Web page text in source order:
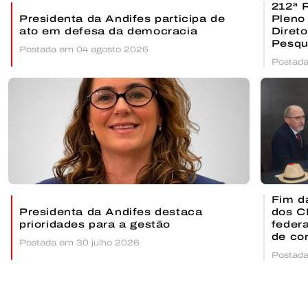
Presidenta da Andifes participa de
ato em defesa da democracia
Postada em 04 agosto 2026
Presidenta da Andifes destaca
prioridades para a gestão
Postada em 30 julho 2026
212ª
Fim
dos
de